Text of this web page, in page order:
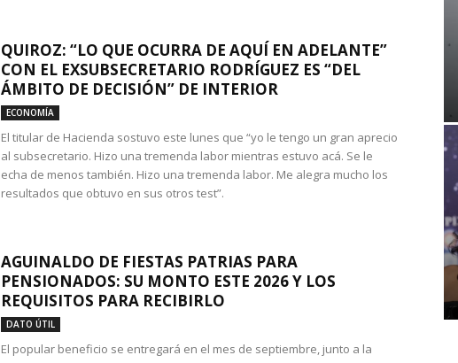
QUIROZ: “LO QUE OCURRA DE AQUÍ EN ADELANTE”
CON EL EXSUBSECRETARIO RODRÍGUEZ ES “DEL
ÁMBITO DE DECISIÓN” DE INTERIOR
ECONOMÍA
El titular de Hacienda sostuvo este lunes que “yo le tengo un gran aprecio
al subsecretario. Hizo una tremenda labor mientras estuvo acá. Se le
echa de menos también. Hizo una tremenda labor. Me alegra mucho los
resultados que obtuvo en sus otros test”.
AGUINALDO DE FIESTAS PATRIAS PARA
PENSIONADOS: SU MONTO ESTE 2026 Y LOS
REQUISITOS PARA RECIBIRLO
DATO ÚTIL
El popular beneficio se entregará en el mes de septiembre, junto a la